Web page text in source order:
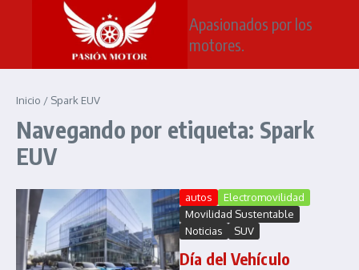
Saltar al contenido
Apasionados por los
motores.
Inicio / Spark EUV
Navegando por etiqueta: Spark
EUV
autos
Electromovilidad
Movilidad Sustentable
Noticias
SUV
Día del Vehículo